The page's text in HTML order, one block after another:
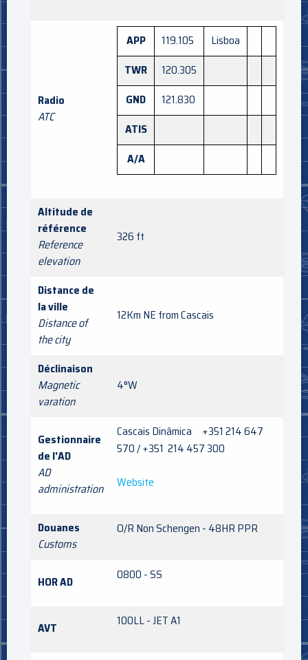
Radio
ATC
APP 119.105
Lisboa
TWR
120.305
GND
121.830
ATIS
A/A
Altitude de
référence
Reference
elevation
326 ft
Distance de
la ville
Distance of
the city
12Km NE from Cascais
Déclinaison
Magnetic
varation
4°W
Gestionnaire
de l'AD
AD
administration
Cascais Dinâmica +351 214 647
570 / +351 214 457 300
Website
Douanes
Customs
O/R Non Schengen - 48HR PPR
HOR AD 0800 - SS
AVT 100LL - JET A1